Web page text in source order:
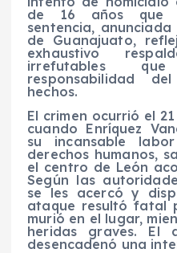
de 16 años que
sentencia,
de Guanajuato,
exhaustivo
irrefutables
responsabilidad
hechos.
El crimen ocurrió el
cuando Enríquez
su incansable
derechos humanos,
el centro de León
Según las
se les acercó y
ataque resultó fatal
murió en el lugar,
heridas graves. El
desencadenó una